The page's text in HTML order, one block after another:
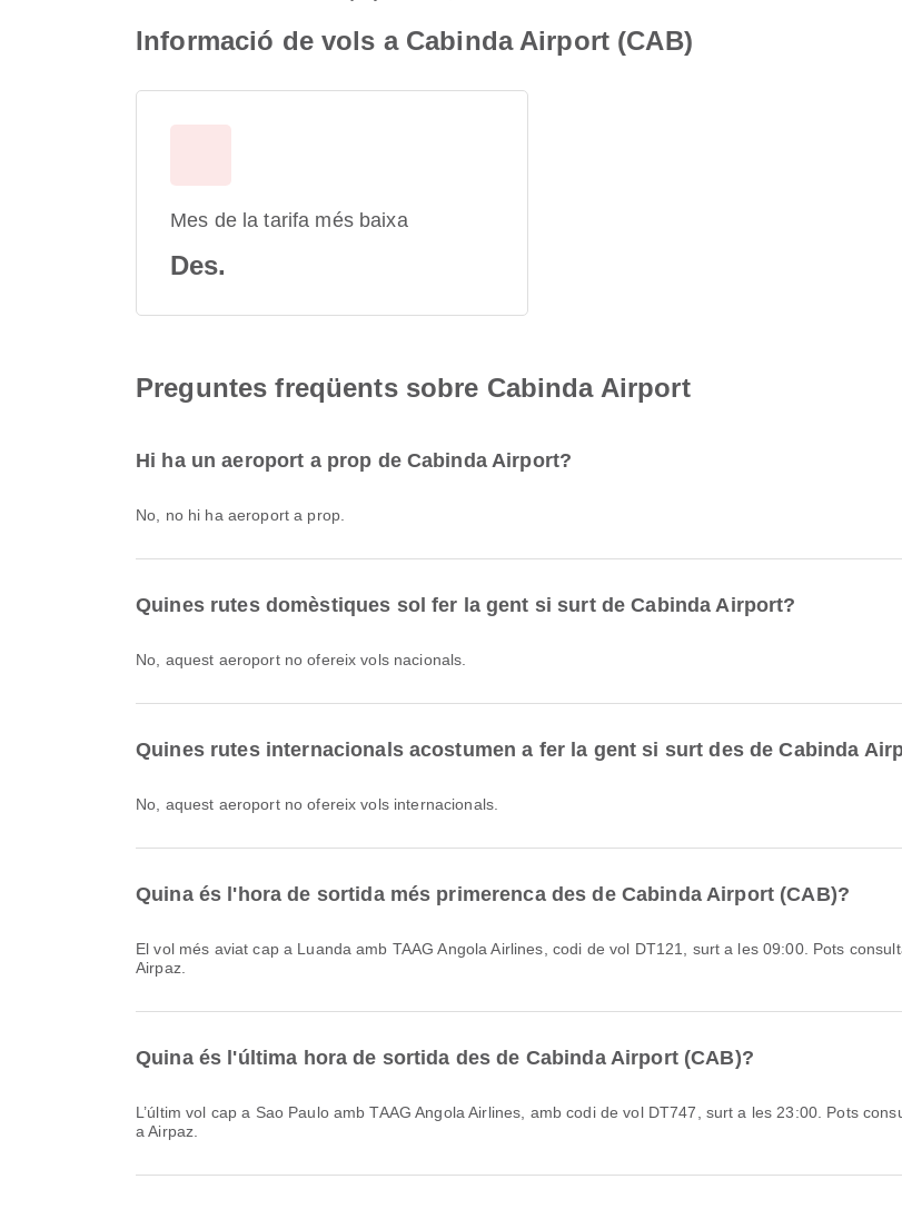
Informació de vols a Cabinda Airport (CAB)
Mes de la tarifa més baixa
Des.
Preguntes freqüents sobre Cabinda Airport
Hi ha un aeroport a prop de Cabinda Airport?
No, no hi ha aeroport a prop.
Quines rutes domèstiques sol fer la gent si surt de Cabinda Airport?
No, aquest aeroport no ofereix vols nacionals.
Quines rutes internacionals acostumen a fer la gent si surt des de Cabinda
No, aquest aeroport no ofereix vols internacionals.
Quina és l'hora de sortida més primerenca des de Cabinda Airport (CAB)?
El vol més aviat cap a Luanda amb TAAG Angola Airlines, codi de vol DT121, surt a les 09:00. Pots consultar aquest horari i comparar altres opcions de vol disponibles a
Airpaz.
Quina és l'última hora de sortida des de Cabinda Airport (CAB)?
L’últim vol cap a Sao Paulo amb TAAG Angola Airlines, amb codi de vol DT747, surt a les 23:00. Pots consultar aquest horari i comparar altres opcions de vol disponibles
a Airpaz.